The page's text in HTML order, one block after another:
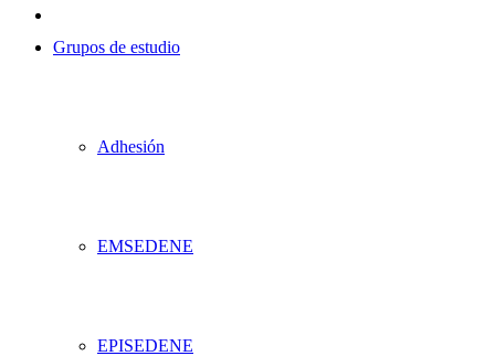
Grupos de estudio
Adhesión
EMSEDENE
EPISEDENE